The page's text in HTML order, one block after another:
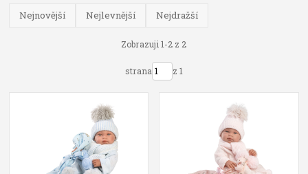
Nejnovější Nejlevnější Nejdražší
Zobrazuji 1-2 z 2
strana z 1